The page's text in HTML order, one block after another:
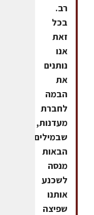
רב.
בכל
זאת
אנו
נותנים
את
הבמה
לחברת
מעדנות,
שבמילים
הבאות
מנסה
לשכנע
אותנו
שפיצה